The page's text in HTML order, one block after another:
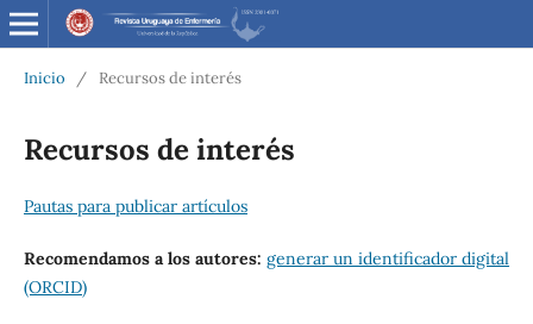
Inicio / Recursos de interés
Recursos de interés
Pautas para publicar artículos
Recomendamos a los autores:generar un identificador digital
(ORCID)